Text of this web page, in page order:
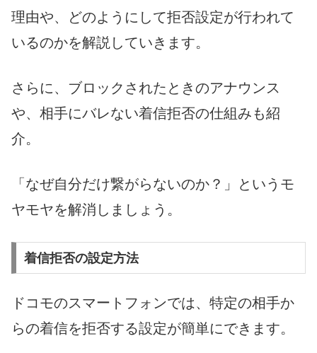
理由や、どのようにして拒否設定が行われて
いるのかを解説していきます。
さらに、ブロックされたときのアナウンス
や、相手にバレない着信拒否の仕組みも紹
介。
「なぜ自分だけ繋がらないのか？」というモ
ヤモヤを解消しましょう。
着信拒否の設定方法
ドコモのスマートフォンでは、特定の相手か
らの着信を拒否する設定が簡単にできます。